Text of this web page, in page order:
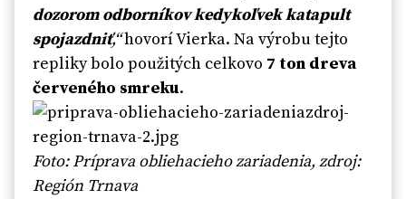
dozorom odborníkov kedykoľvek katapult
spojazdniť,“hovorí Vierka. Na výrobu tejto
repliky bolo použitých celkovo 7 ton dreva
červeného smreku.
Foto: Príprava obliehacieho zariadenia, zdroj:
Región Trnava